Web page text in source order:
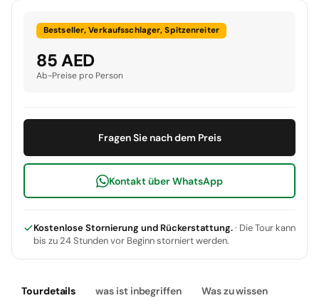
Tourdetails was ist inbegriffen Was zu wissen
Bestseller, Verkaufsschlager, Spitzenreiter
85 AED
Ab-Preise pro Person
Fragen Sie nach dem Preis
Kontakt über WhatsApp
Kostenlose Stornierung und Rückerstattung.· Die Tour kann
bis zu 24 Stunden vor Beginn storniert werden.